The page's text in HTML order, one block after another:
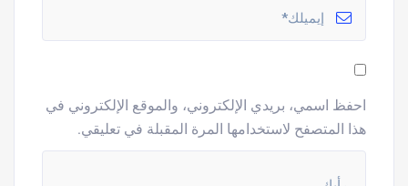
احفظ اسمي، بريدي الإلكتروني، والموقع الإلكتروني في
هذا المتصفح لاستخدامها المرة المقبلة في تعليقي.